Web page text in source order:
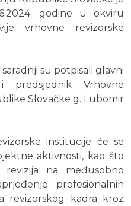
godine u okviru
vrhovne revizorske
su potpisali glavni
Vrhovne
Slovačke g. Lubomir
institucije će se
aktivnosti, kao što
na međusobno
profesionalnih
revizorskog kadra kroz